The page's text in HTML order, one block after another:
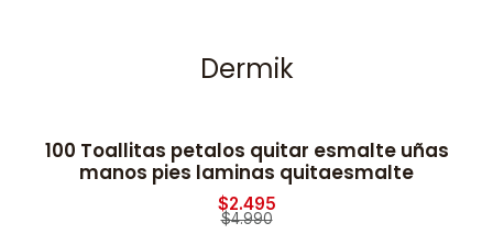
Dermik
-50% OFF
100 Toallitas petalos quitar esmalte uñas
manos pies laminas quitaesmalte
$2.495
$4.990